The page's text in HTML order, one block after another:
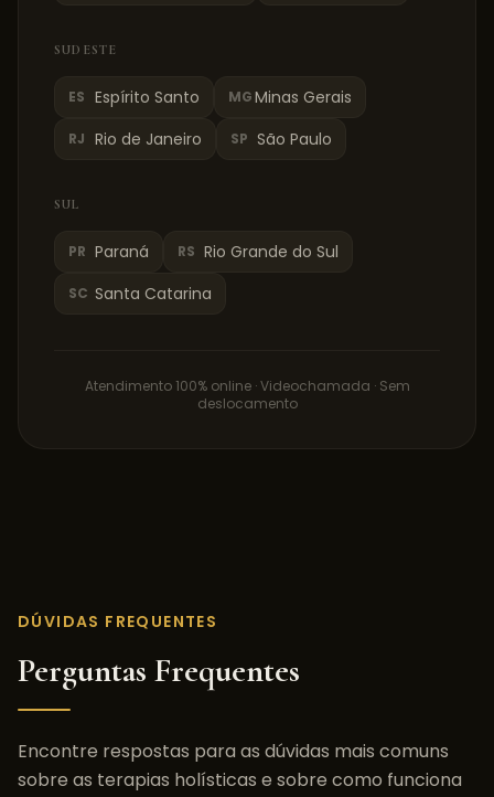
SUDESTE
ES Espírito Santo MGMinas Gerais
RJ Rio de Janeiro SP São Paulo
SUL
PR Paraná RS Rio Grande do Sul
SC Santa Catarina
Atendimento 100% online · Videochamada · Sem
deslocamento
DÚVIDAS FREQUENTES
Perguntas Frequentes
Encontre respostas para as dúvidas mais comuns
sobre as terapias holísticas e sobre como funciona